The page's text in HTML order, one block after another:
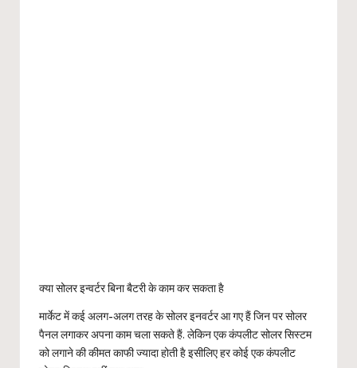
क्या सोलर इन्वर्टर बिना बैटरी के काम कर सकता है
मार्केट में कई अलग-अलग तरह के सोलर इनवर्टर आ गए हैं जिन पर सोलर
पैनल लगाकर अपना काम चला सकते हैं. लेकिन एक कंपलीट सोलर सिस्टम
को लगाने की कीमत काफी ज्यादा होती है इसीलिए हर कोई एक कंपलीट